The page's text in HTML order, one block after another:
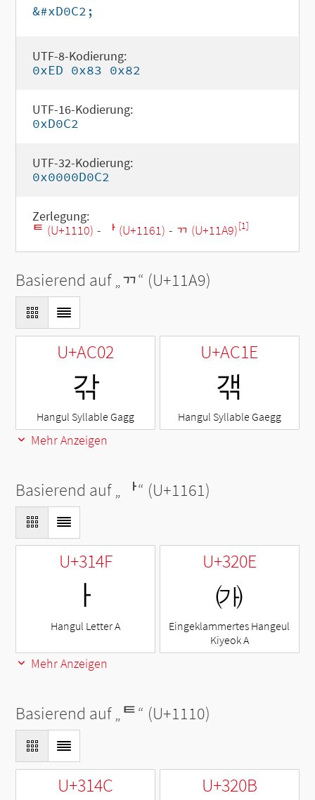
&#xD0C2;
UTF-8-Kodierung:
0xED 0x83 0x82
UTF-16-Kodierung:
0xD0C2
UTF-32-Kodierung:
0x0000D0C2
Zerlegung:
ᄐ (U+1110) - ᅡ (U+1161) - ᆩ (U+11A9)[1]
Basierend auf „ᆩ“ (U+11A9)
U+AC02
갂
Hangul Syllable Gagg
U+AC1E
갞
Hangul Syllable Gaegg
Mehr Anzeigen
Basierend auf „ ᅡ“ (U+1161)
U+314F
ㅏ
Hangul Letter A
U+320E
㈎
Eingeklammertes Hangeul
Kiyeok A
Mehr Anzeigen
Basierend auf „ᄐ“ (U+1110)
U+314C U+320B